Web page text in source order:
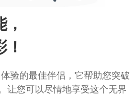
验的最佳伴侣，它帮助您突破
让您可以尽情地享受这个无界